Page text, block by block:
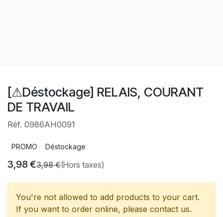
[⚠Déstockage] RELAIS, COURANT
DE TRAVAIL
Réf. 0986AH0091
PROMO Déstockage
3,98€3,98€(Hors taxes)
You're not allowed to add products to your cart.
If you want to order online, please contact us.